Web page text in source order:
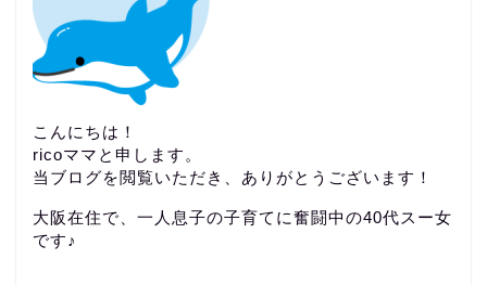
こんにちは！
ricoママと申します。
当ブログを閲覧いただき、ありがとうございます！
大阪在住で、一人息子の子育てに奮闘中の40代スー女
です♪